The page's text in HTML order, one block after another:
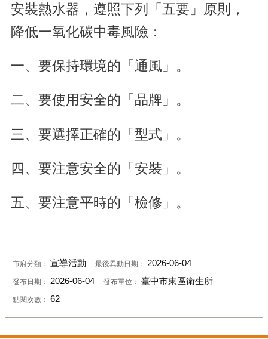
安裝熱水器，遵照下列「五要」原則，
降低一氧化碳中毒風險：
一、要保持環境的「通風」。
二、要使用安全的「品牌」。
三、要選擇正確的「型式」。
四、要注意安全的「安裝」。
五、要注意平時的「檢修」。
市府分類： 宣導活動 最後異動日期： 2026-06-04
發布日期： 2026-06-04 發布單位： 臺中市東區衛生所
點閱次數： 62